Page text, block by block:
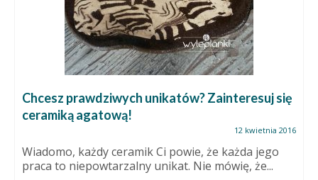
Chcesz prawdziwych unikatów? Zainteresuj się
ceramiką agatową!
12 kwietnia 2016
Wiadomo, każdy ceramik Ci powie, że każda jego
praca to niepowtarzalny unikat. Nie mówię, że...